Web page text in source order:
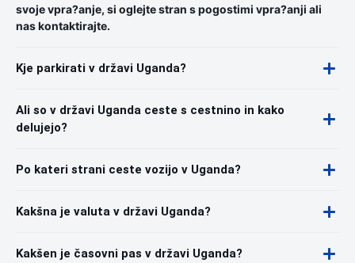
svoje vpra?anje, si oglejte stran s pogostimi vpra?anji ali
nas kontaktirajte.
Kje parkirati v državi Uganda?
Ali so v državi Uganda ceste s cestnino in kako
delujejo?
Po kateri strani ceste vozijo v Uganda?
Kakšna je valuta v državi Uganda?
Kakšen je časovni pas v državi Uganda?